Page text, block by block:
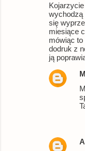
wychodzą
się
miesiące
mówiąc
dodruk z
ją